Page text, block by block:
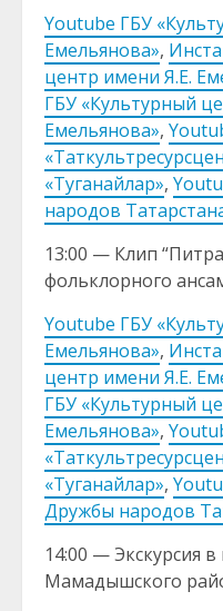
Youtube ГБУ
Емельянова»,
центр имени Я.Е.
ГБУ «Культурный
Емельянова»,
«Туганайлар»,
народов
13:00 — Клип
фольклорного
Youtube ГБУ
Емельянова»,
центр имени Я.Е.
ГБУ «Культурный
Емельянова»,
«Туганайлар»,
Дружбы народов
14:00 — Экскурсия
Мамадышского